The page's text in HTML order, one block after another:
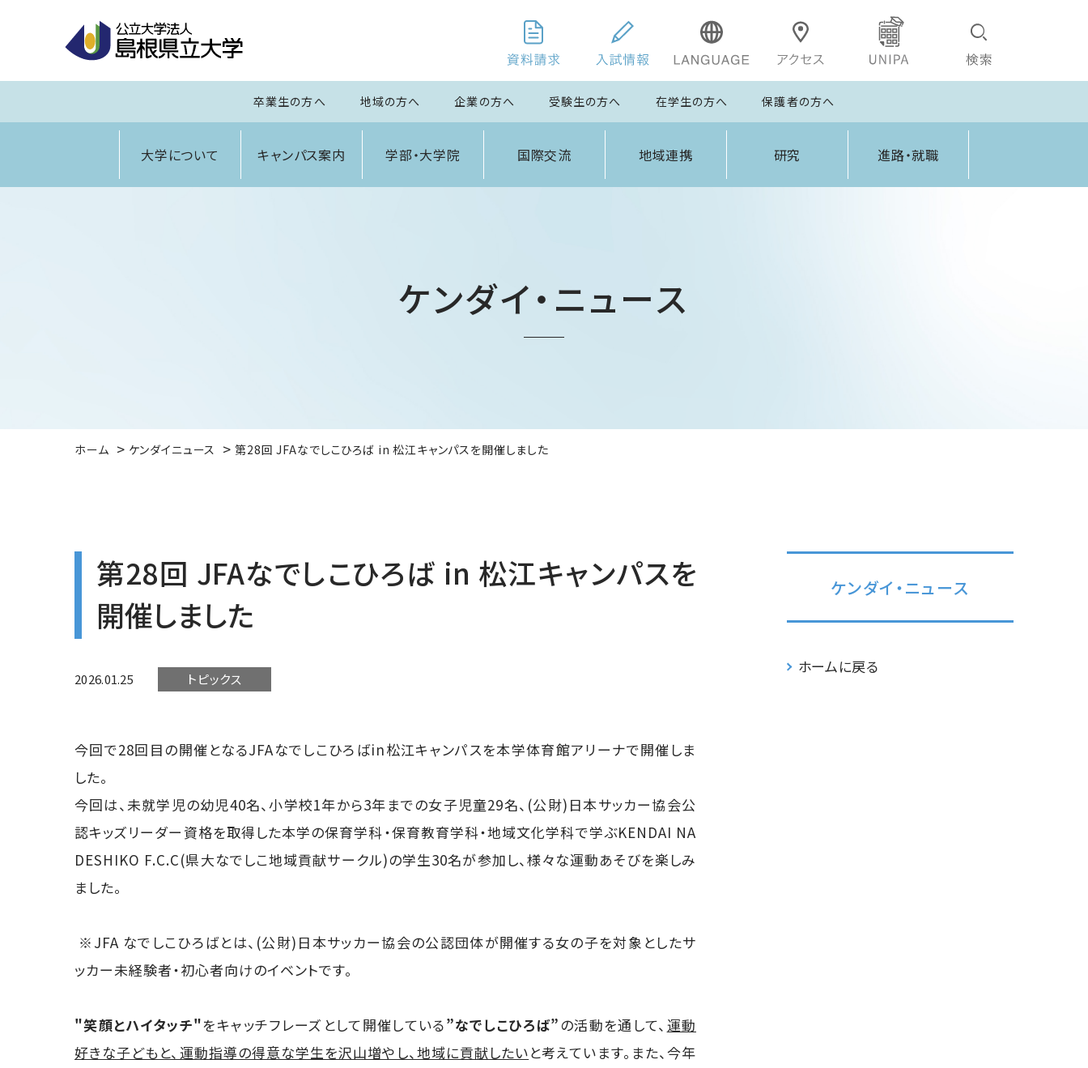
卒業生の方へ 地域の方へ 企業の方へ 受験生の方へ 在学生の方へ 保護者の方へ
大学について キャンパス案内 学部・大学院 国際交流 地域連携 研究 進路・就職
ケンダイ・ニュース
ホーム ケンダイニュース 第28回 JFAなでしこひろば in 松江キャンパスを開催しました
第28回 JFAなでしこひろば in 松江キャンパスを
開催しました
2026.01.25 トピックス
今回で28回目の開催となるJFAなでしこひろばin松江キャンパスを本学体育館アリーナで開催しま
した。
今回は、未就学児の幼児40名、小学校1年から3年までの女子児童29名、(公財)日本サッカー協会公
認キッズリーダー資格を取得した本学の保育学科・保育教育学科・地域文化学科で学ぶKENDAI NA
DESHIKO F.C.C(県大なでしこ地域貢献サークル)の学生30名が参加し、様々な運動あそびを楽しみ
ました。
※JFA なでしこひろばとは、(公財)日本サッカー協会の公認団体が開催する女の子を対象としたサ
ッカー未経験者・初心者向けのイベントです。
"笑顔とハイタッチ"をキャッチフレーズとして開催している”なでしこひろば”の活動を通して、 運動
好きな子どもと、運動指導の得意な学生を沢山増やし、地域に貢献したいと考えています。また、今年
ケンダイ・ニュース
ホームに戻る